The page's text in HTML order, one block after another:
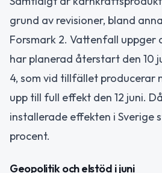
grund av revisioner, bland
Forsmark 2. Vattenfall uppger
har planerad återstart den 10
4, som vid tillfället producerar
upp till full effekt den 12 juni.
installerade effekten i Sverige
procent.
Geopolitik och elstöd i juni